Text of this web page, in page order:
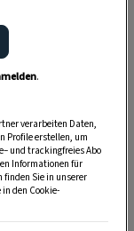
.
verarbeiten Daten,
Profile erstellen, um
und trackingfreies Abo
Informationen für
Sie in unserer
den Cookie-